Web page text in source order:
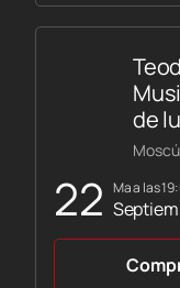
22 ma a las
de